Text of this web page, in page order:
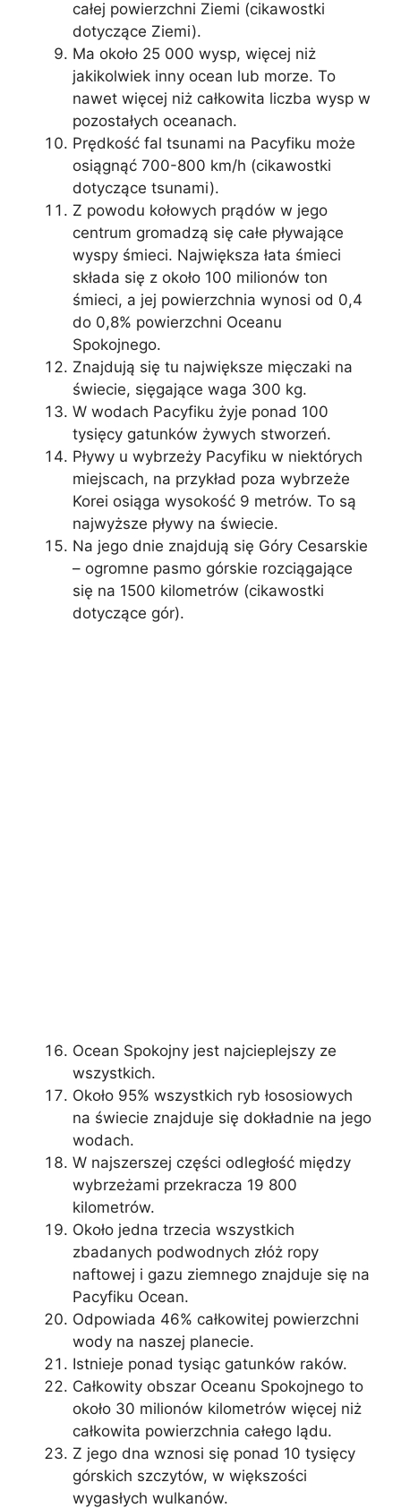
całej powierzchni Ziemi (cikawostki
dotyczące Ziemi).
Ma około 25 000 wysp, więcej niż
jakikolwiek inny ocean lub morze. To
nawet więcej niż całkowita liczba wysp w
pozostałych oceanach.
Prędkość fal tsunami na Pacyfiku może
osiągnąć 700-800 km/h (cikawostki
dotyczące tsunami).
Z powodu kołowych prądów w jego
centrum gromadzą się całe pływające
wyspy śmieci. Największa łata śmieci
składa się z około 100 milionów ton
śmieci, a jej powierzchnia wynosi od 0,4
do 0,8% powierzchni Oceanu
Spokojnego.
Znajdują się tu największe mięczaki na
świecie, sięgające waga 300 kg.
W wodach Pacyfiku żyje ponad 100
tysięcy gatunków żywych stworzeń.
Pływy u wybrzeży Pacyfiku w niektórych
miejscach, na przykład poza wybrzeże
Korei osiąga wysokość 9 metrów. To są
najwyższe pływy na świecie.
Na jego dnie znajdują się Góry Cesarskie
– ogromne pasmo górskie rozciągające
się na 1500 kilometrów (cikawostki
dotyczące gór).
Ocean Spokojny jest najcieplejszy ze
wszystkich.
Około 95% wszystkich ryb łososiowych
na świecie znajduje się dokładnie na jego
wodach.
W najszerszej części odległość między
wybrzeżami przekracza 19 800
kilometrów.
Około jedna trzecia wszystkich
zbadanych podwodnych złóż ropy
naftowej i gazu ziemnego znajduje się na
Pacyfiku Ocean.
Odpowiada 46% całkowitej powierzchni
wody na naszej planecie.
Istnieje ponad tysiąc gatunków raków.
Całkowity obszar Oceanu Spokojnego to
około 30 milionów kilometrów więcej niż
całkowita powierzchnia całego lądu.
Z jego dna wznosi się ponad 10 tysięcy
górskich szczytów, w większości
wygasłych wulkanów.